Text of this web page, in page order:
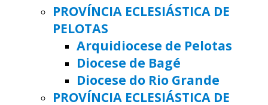
PROVÍNCIA ECLESIÁSTICA DE
PELOTAS
Arquidiocese de Pelotas
Diocese de Bagé
Diocese do Rio Grande
PROVÍNCIA ECLESIÁSTICA DE